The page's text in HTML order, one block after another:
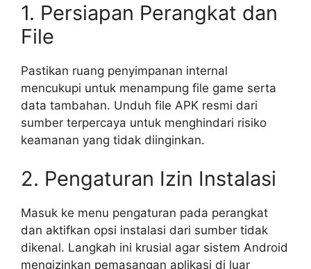
1. Persiapan Perangkat dan
File
Pastikan ruang penyimpanan internal
mencukupi untuk menampung file game serta
data tambahan. Unduh file APK resmi dari
sumber terpercaya untuk menghindari risiko
keamanan yang tidak diinginkan.
2. Pengaturan Izin Instalasi
Masuk ke menu pengaturan pada perangkat
dan aktifkan opsi instalasi dari sumber tidak
dikenal. Langkah ini krusial agar sistem Android
mengizinkan pemasangan aplikasi di luar